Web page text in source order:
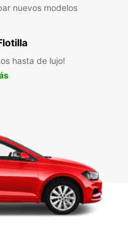
nuevos modelos
hasta de lujo!